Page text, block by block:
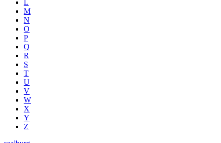
L
M
N
O
P
Q
R
S
T
U
V
W
X
Y
Z